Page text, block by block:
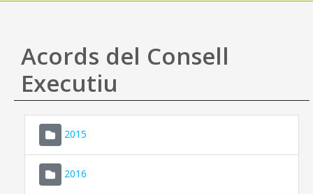
Utilitats
Ajuda
Acords del Consell
Executiu
2015
2016